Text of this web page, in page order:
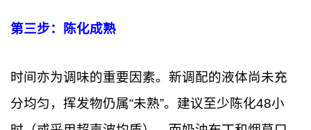
第三步：陈化成熟
时间亦为调味的重要因素。新调配的液体尚未充
分均匀，挥发物仍属“未熟”。建议至少陈化48小